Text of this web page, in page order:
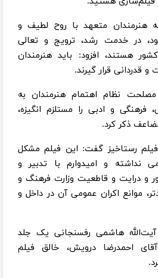
هنرمندان متعهد با روح لطیف و
در خدمت رشد، ترویج و تعالی
هستند، افزود: باید هنرمندان
و قدردانی قرار گیرند.
نظام اهتمام هنرمندان به
فرهنگی و ادبی را مستلزم انگیزه،
ذکر کرد.
رستاخیز گفت: این فیلم مشکل
نداشته و امیدوارم با تدبیر و
و درایت و قاطعیت وزارت فرهنگ و
موانع اکران عمومی آن در داخل و
آیت‌الله هاشمی رفسنجانی یک جلد
احمدرضا درویش، خالق فیلم